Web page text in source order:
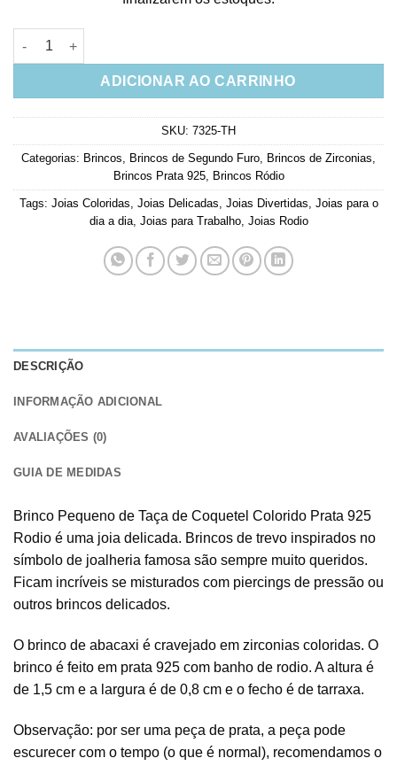
Mini Brinco Pequeno de Taça de Coquetel Colorido Prata 925
ADICIONAR AO CARRINHO
SKU: 7325-TH
Categorias: Brincos, Brincos de Segundo Furo, Brincos de Zirconias,
Brincos Prata 925, Brincos Ródio
Tags: Joias Coloridas, Joias Delicadas, Joias Divertidas, Joias para o
dia a dia, Joias para Trabalho, Joias Rodio
DESCRIÇÃO
INFORMAÇÃO ADICIONAL
AVALIAÇÕES (0)
GUIA DE MEDIDAS
Brinco Pequeno de Taça de Coquetel Colorido Prata 925
Rodio é uma joia delicada. Brincos de trevo inspirados no
símbolo de joalheria famosa são sempre muito queridos.
Ficam incríveis se misturados com piercings de pressão ou
outros brincos delicados.
O brinco de abacaxi é cravejado em zirconias coloridas. O
brinco é feito em prata 925 com banho de rodio. A altura é
de 1,5 cm e a largura é de 0,8 cm e o fecho é de tarraxa.
Observação: por ser uma peça de prata, a peça pode
escurecer com o tempo (o que é normal), recomendamos o